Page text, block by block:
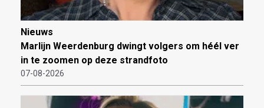
Nieuws
Marlijn Weerdenburg dwingt volgers om héél ver
in te zoomen op deze strandfoto
07-08-2026